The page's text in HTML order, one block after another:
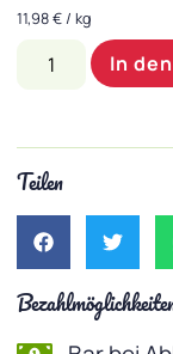
11,98€/ kg
In
Teilen